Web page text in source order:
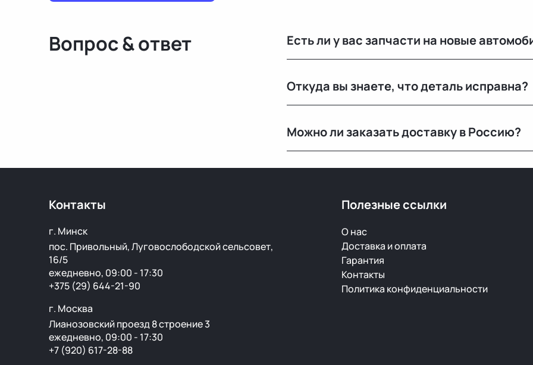
Вопрос & ответ Есть ли у вас запчасти на новые
Откуда вы знаете, что деталь исправна?
продажей.
Можно ли заказать доставку в Россию?
Контакты
г. Минск
пос. Привольный, Луговослободской сельсовет,
16/5
ежедневно, 09:00 - 17:30
+375 (29) 644-21-90
г. Москва
Лианозовский проезд 8 строение 3
ежедневно, 09:00 - 17:30
+7 (920) 617-28-88
Полезные ссылки
О нас
Доставка и оплата
Гарантия
Контакты
Политика конфиденциальности